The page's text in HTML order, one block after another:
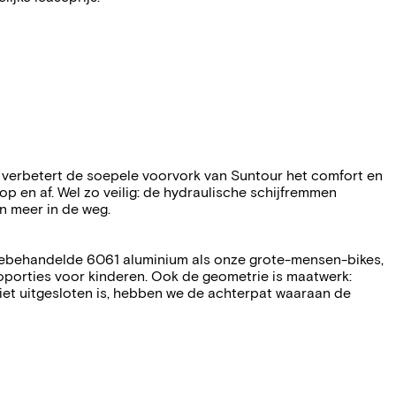
de soepele voorvork van Suntour het comfort en
en af. Wel zo veilig: de hydraulische schijfremmen
in de weg.
6061 aluminium als onze grote-mensen-bikes,
voor kinderen. Ook de geometrie is maatwerk:
uitgesloten is, hebben we de achterpat waaraan de